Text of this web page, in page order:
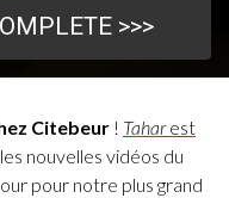
>>>
Citebeur ! Taharest
nouvelles vidéos du
pour notre plus grand